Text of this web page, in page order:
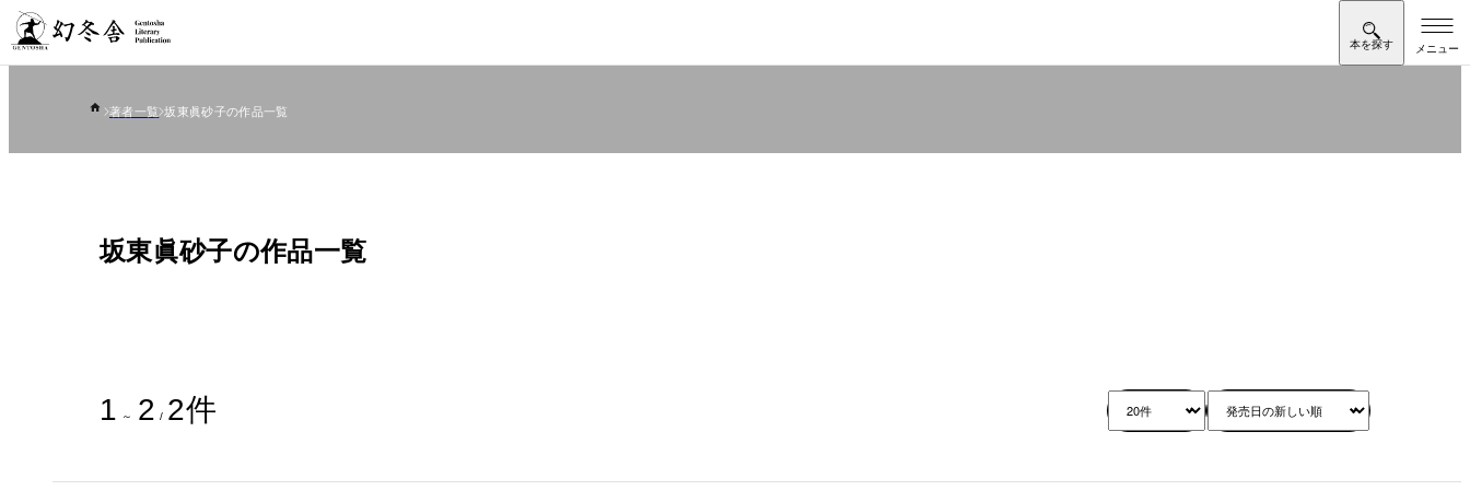
著者一覧 坂東眞砂子の作品一覧
坂東眞砂子の作品一覧
1 ～ 2 / 2件